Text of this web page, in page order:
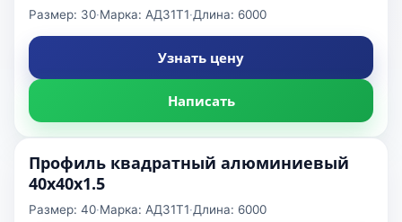
Размер: 30·Марка: АД31Т1·Длина: 6000
Узнать цену
Написать
Профиль квадратный алюминиевый
40x40x1.5
Размер: 40·Марка: АД31Т1·Длина: 6000